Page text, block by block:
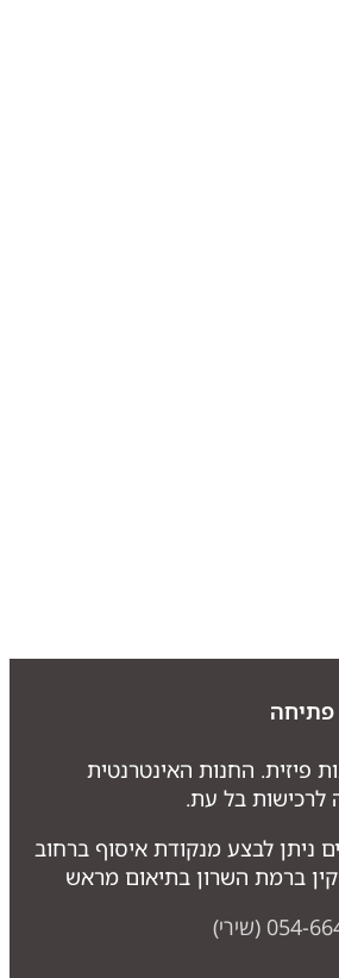
פיזית. החנות האינטרנטית
לרכישות בל עת.
ניתן לבצע מנקודת איסוף ברחוב
ברמת השרון בתיאום מראש
(שירי)